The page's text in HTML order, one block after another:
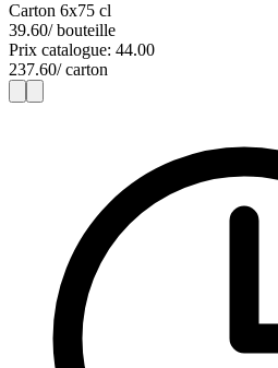
Carton 6x75 cl
39.60/ bouteille
Prix catalogue: 44.00
237.60/ carton
1